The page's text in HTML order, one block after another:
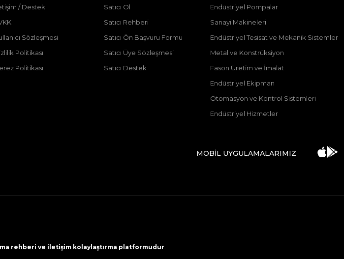
/ Destek
Sözleşmesi
Politikası
Politikası
Satıcı Ol
Satıcı Rehberi
Satıcı Ön Başvuru Formu
Satıcı Üye Sözleşmesi
Satıcı Destek
Endüstriyel Pompalar
Sanayi Makineleri
Endüstriyel Tesisat ve Mekanik Sistemler
Metal ve Konstrüksiyon
Fason Üretim ve İmalat
Endüstriyel Ekipman
Otomasyon ve Kontrol Sistemleri
Endüstriyel Hizmetler
MOBİL UYGULAMALARIMIZ
rehberi ve iletişim kolaylaştırma platformudur.